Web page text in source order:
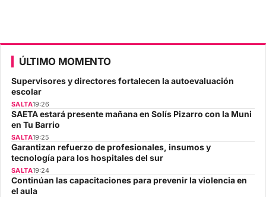
ÚLTIMO MOMENTO
Supervisores y directores fortalecen la autoevaluación
escolar
SALTA19:26
SAETA estará presente mañana en Solís Pizarro con la Muni
en Tu Barrio
SALTA19:25
Garantizan refuerzo de profesionales, insumos y
tecnología para los hospitales del sur
SALTA19:24
Continúan las capacitaciones para prevenir la violencia en
el aula